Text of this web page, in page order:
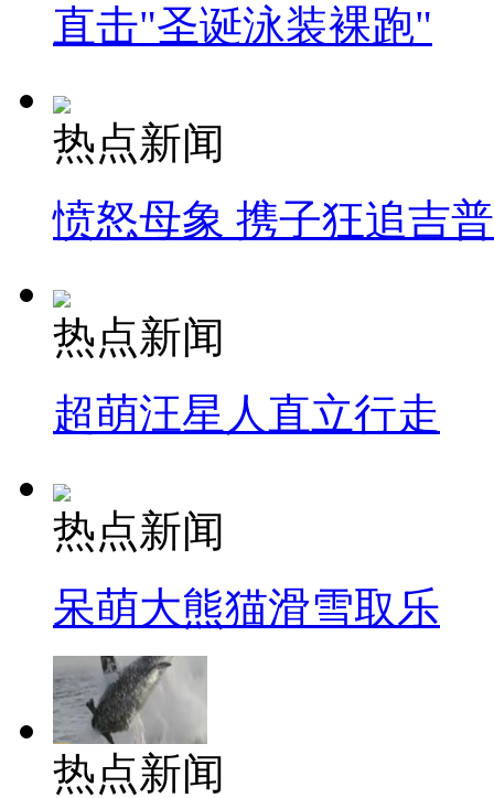
直击"圣诞泳装裸跑"
热点新闻
愤怒母象 携子狂追吉
热点新闻
超萌汪星人直立行走
热点新闻
呆萌大熊猫滑雪取乐
热点新闻